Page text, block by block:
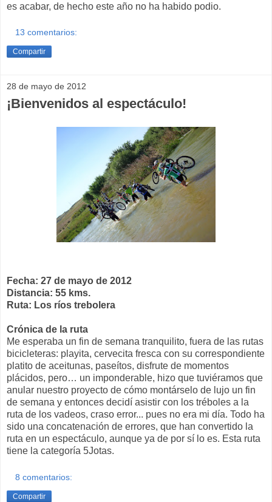
es acabar, de hecho este año no ha habido podio.
13 comentarios:
Compartir
28 de mayo de 2012
¡Bienvenidos al espectáculo!
Fecha: 27 de mayo de 2012
Distancia: 55 kms.
Ruta: Los ríos trebolera
Crónica de la ruta
Me esperaba un fin de semana tranquilito, fuera de las rutas
bicicleteras: playita, cervecita fresca con su correspondiente
platito de aceitunas, paseítos, disfrute de momentos
plácidos, pero… un imponderable, hizo que tuviéramos que
anular nuestro proyecto de cómo montárselo de lujo un fin
de semana y entonces decidí asistir con los tréboles a la
ruta de los vadeos, craso error... pues no era mi día. Todo ha
sido una concatenación de errores, que han convertido la
ruta en un espectáculo, aunque ya de por sí lo es. Esta ruta
tiene la categoría 5Jotas.
8 comentarios:
Compartir